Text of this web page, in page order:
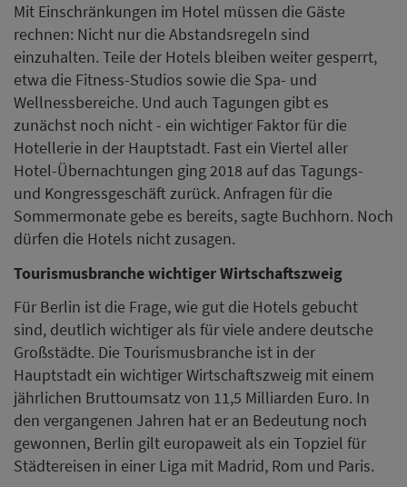
Mit Einschränkungen im Hotel müssen die Gäste
rechnen: Nicht nur die Abstandsregeln sind
einzuhalten. Teile der Hotels bleiben weiter gesperrt,
etwa die Fitness-Studios sowie die Spa- und
Wellnessbereiche. Und auch Tagungen gibt es
zunächst noch nicht - ein wichtiger Faktor für die
Hotellerie in der Hauptstadt. Fast ein Viertel aller
Hotel-Übernachtungen ging 2018 auf das Tagungs-
und Kongressgeschäft zurück. Anfragen für die
Sommermonate gebe es bereits, sagte Buchhorn. Noch
dürfen die Hotels nicht zusagen.
Tourismusbranche wichtiger Wirtschaftszweig
Für Berlin ist die Frage, wie gut die Hotels gebucht
sind, deutlich wichtiger als für viele andere deutsche
Großstädte. Die Tourismusbranche ist in der
Hauptstadt ein wichtiger Wirtschaftszweig mit einem
jährlichen Bruttoumsatz von 11,5 Milliarden Euro. In
den vergangenen Jahren hat er an Bedeutung noch
gewonnen, Berlin gilt europaweit als ein Topziel für
Städtereisen in einer Liga mit Madrid, Rom und Paris.